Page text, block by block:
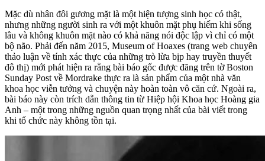
Mặc dù nhân đôi gương mặt là một hiện tượng sinh học có thật,
nhưng những người sinh ra với một khuôn mặt phụ hiếm khi sống
lâu và không khuôn mặt nào có khả năng nói độc lập vì chỉ có một
bộ não. Phải đến năm 2015, Museum of Hoaxes (trang web chuyên
thảo luận về tính xác thực của những trò lừa bịp hay truyền thuyết
đô thị) mới phát hiện ra rằng bài báo gốc được đăng trên tờ Boston
Sunday Post về Mordrake thực ra là sản phẩm của một nhà văn
khoa học viễn tưởng và chuyện này hoàn toàn vô căn cứ. Ngoài ra,
bài báo này còn trích dẫn thông tin từ Hiệp hội Khoa học Hoàng gia
Anh – một trong những nguồn quan trọng nhất của bài viết trong
khi tổ chức này không tồn tại.